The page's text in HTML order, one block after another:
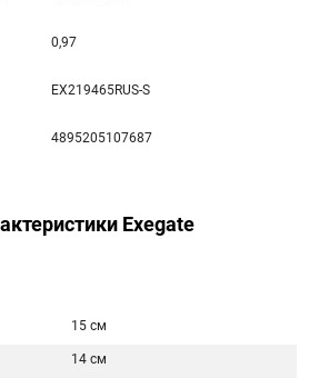
0,97
EX219465RUS-S
4895205107687
Exegate
15 см
14 см